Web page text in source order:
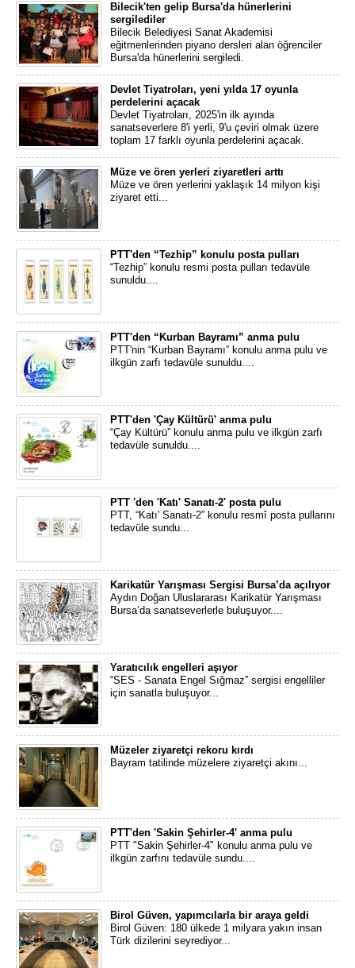
Bilecik'ten gelip Bursa'da hünerlerini
sergilediler
Bilecik Belediyesi Sanat Akademisi
eğitmenlerinden piyano dersleri alan öğrenciler
Bursa'da hünerlerini sergiledi.
Devlet Tiyatroları, yeni yılda 17 oyunla
perdelerini açacak
Devlet Tiyatroları, 2025'in ilk ayında
sanatseverlere 8'i yerli, 9'u çeviri olmak üzere
toplam 17 farklı oyunla perdelerini açacak.
Müze ve ören yerleri ziyaretleri arttı
Müze ve ören yerlerini yaklaşık 14 milyon kişi
ziyaret etti...
PTT'den “Tezhip” konulu posta pulları
“Tezhip” konulu resmi posta pulları tedavüle
sunuldu....
PTT'den “Kurban Bayramı” anma pulu
PTT'nin “Kurban Bayramı” konulu anma pulu ve
ilkgün zarfı tedavüle sunuldu....
PTT'den 'Çay Kültürü' anma pulu
“Çay Kültürü” konulu anma pulu ve ilkgün zarfı
tedavüle sunuldu....
PTT 'den 'Katı' Sanatı-2' posta pulu
PTT, “Katı' Sanatı-2” konulu resmî posta pullarını
tedavüle sundu...
Karikatür Yarışması Sergisi Bursa’da açılıyor
Aydın Doğan Uluslararası Karikatür Yarışması
Bursa’da sanatseverlerle buluşuyor....
Yaratıcılık engelleri aşıyor
“SES - Sanata Engel Sığmaz” sergisi engelliler
için sanatla buluşuyor...
Müzeler ziyaretçi rekoru kırdı
Bayram tatilinde müzelere ziyaretçi akını...
PTT'den 'Sakin Şehirler-4' anma pulu
PTT "Sakin Şehirler-4" konulu anma pulu ve
ilkgün zarfını tedavüle sundu....
Birol Güven, yapımcılarla bir araya geldi
Birol Güven: 180 ülkede 1 milyara yakın insan
Türk dizilerini seyrediyor...